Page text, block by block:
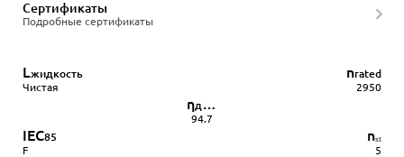
Сертификаты
Подробные сертификаты
Lжидкость
Чистая
nrated
2950
IEC85
F
nₛₜ
5
ηдвигателя
94.7